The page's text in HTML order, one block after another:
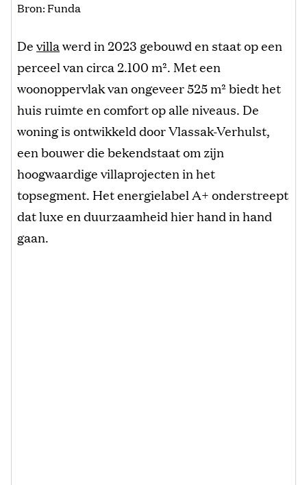
Bron: Funda
Devillawerd in 2023 gebouwd en staat op een
perceel van circa 2.100 m². Met een
woonoppervlak van ongeveer 525 m² biedt het
huis ruimte en comfort op alle niveaus. De
woning is ontwikkeld door Vlassak-Verhulst,
een bouwer die bekendstaat om zijn
hoogwaardige villaprojecten in het
topsegment. Het energielabel A+ onderstreept
dat luxe en duurzaamheid hier hand in hand
gaan.